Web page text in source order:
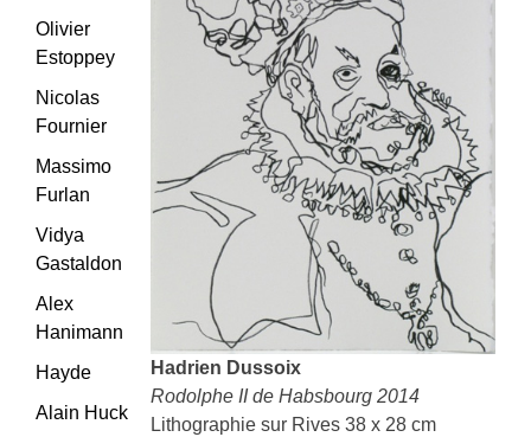
Hadrien Dussoix
Rodolphe II de Habsbourg 2014
Lithographie sur Rives 38 x 28 cm
Olivier
Estoppey
Nicolas
Fournier
Massimo
Furlan
Vidya
Gastaldon
Alex
Hanimann
Hayde
Alain Huck